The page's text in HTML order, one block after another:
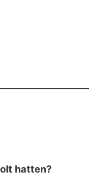
hatten?